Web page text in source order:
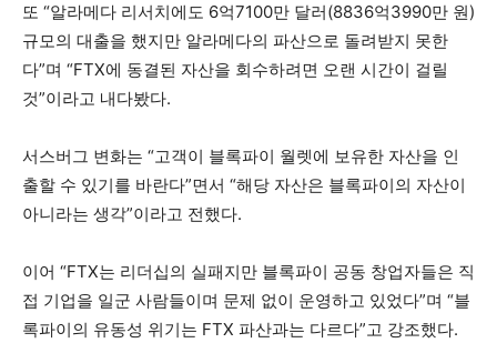
또 “알라메다 리서치에도 6억7100만 달러(8836억3990만 원)
규모의 대출을 했지만 알라메다의 파산으로 돌려받지 못한
다”며 “FTX에 동결된 자산을 회수하려면 오랜 시간이 걸릴
것”이라고 내다봤다.
서스버그 변화는 “고객이 블록파이 월렛에 보유한 자산을 인
출할 수 있기를 바란다”면서 “해당 자산은 블록파이의 자산이
아니라는 생각”이라고 전했다.
이어 “FTX는 리더십의 실패지만 블록파이 공동 창업자들은 직
접 기업을 일군 사람들이며 문제 없이 운영하고 있었다”며 “블
록파이의 유동성 위기는 FTX 파산과는 다르다”고 강조했다.